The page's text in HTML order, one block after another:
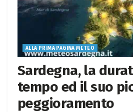
ALLA PRIMA PAGINA METEO
Sardegna, la
tempo ed il suo
peggioramento